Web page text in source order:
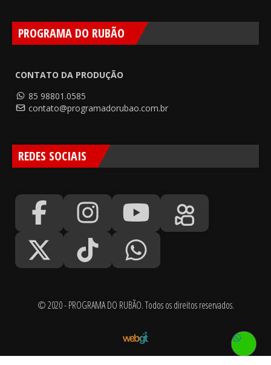
PROGRAMA DO RUBÃO
CONTATO DA PRODUÇÃO
85 98801.0585
contato@programadorubao.com.br
REDES SOCIAIS
© 2020 - PROGRAMA DO RUBÃO. Todos os direitos reservados.